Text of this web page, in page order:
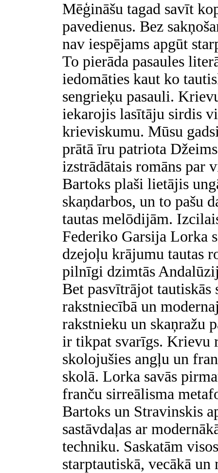
Mēģināšu tagad savīt
pavedienus. Bez
nav iespējams apgūt
To pierāda pasaules
iedomāties kaut ko
sengrieķu pasauli.
iekarojis lasītāju sirdis
krieviskumu. Mūsu
prātā īru patriota
izstrādātais romāns par
Bartoks plaši lietājis
skaņdarbos, un to pašu
tautas melōdijām.
Federiko Garsija Lorka
dzejoļu krājumu tautas
pilnīgi dzimtās
Bet pasvītrājot tautiskās
rakstniecībā un
rakstnieku un skaņražu
ir tikpat svarīgs. Krievu
skolojušies angļu un
skolā. Lorka savās
franču sirreālisma
Bartoks un Stravinskis
sastāvdaļas ar
techniku. Saskatām
starptautiskā, vecākā